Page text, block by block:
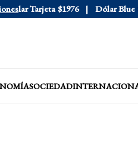
Tarjeta $1976 Dólar Blue
SOCIEDAD